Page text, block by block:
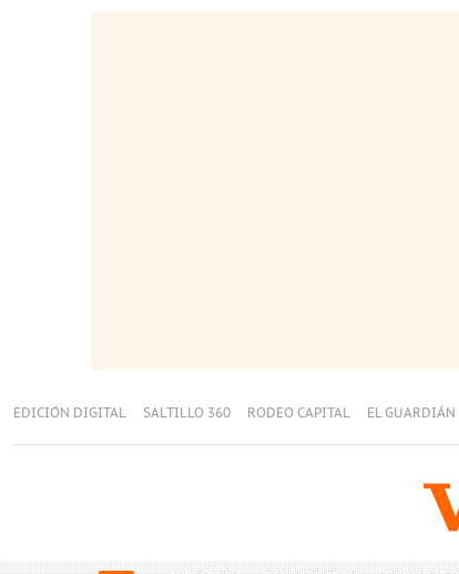
EDICIÓN DIGITAL SALTILLO 360 RODEO CAPITAL EL GUARDIÁN